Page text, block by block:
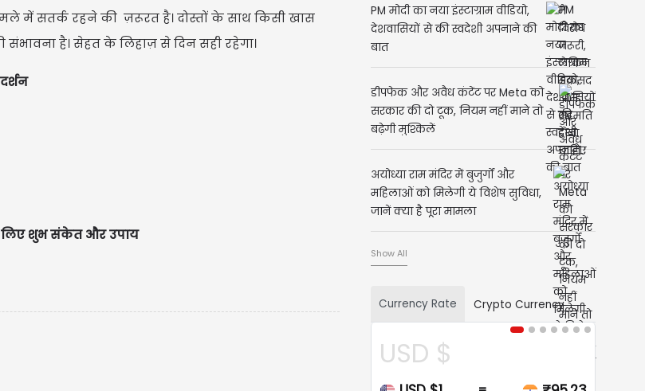
में सतर्क रहने की ज़रूरत है। दोस्तों के साथ किसी खास
है। सेहत के लिहाज़ से दिन सही रहेगा।
लिए शुभ संकेत और उपाय
PM मोदी का नया इंस्टाग्राम वीडियो,
देशवासियों से की स्वदेशी अपनाने की
बात
डीपफेक और अवैध कंटेंट पर Meta को
सरकार की दो टूक, नियम नहीं माने तो
बढ़ेगी मुश्किलें
अयोध्या राम मंदिर में बुजुर्गों और
महिलाओं को मिलेगी ये विशेष सुविधा,
जानें क्या है पूरा मामला
Show All
Currency Rate Crypto Currency
USD $